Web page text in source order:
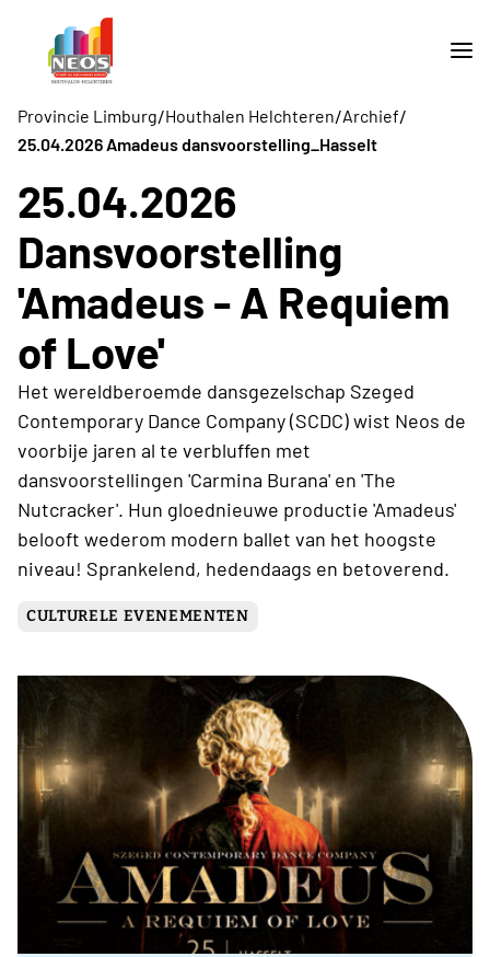
Provincie Limburg/Houthalen Helchteren/Archief/
25.04.2026 Amadeus dansvoorstelling_Hasselt
25.04.2026
Dansvoorstelling
'Amadeus - A Requiem
of Love'
Het wereldberoemde dansgezelschap Szeged
Contemporary Dance Company (SCDC) wist Neos de
voorbije jaren al te verbluffen met
dansvoorstellingen 'Carmina Burana' en 'The
Nutcracker'. Hun gloednieuwe productie 'Amadeus'
belooft wederom modern ballet van het hoogste
niveau! Sprankelend, hedendaags en betoverend.
CULTURELE EVENEMENTEN